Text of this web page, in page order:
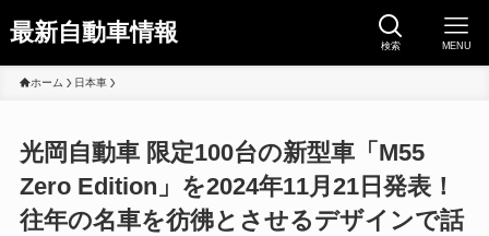
最新自動車情報 検索 MENU
ホーム 日本車
光岡自動車 限定100台の新型車「M55
Zero Edition」を2024年11月21日発表！
往年の名車を彷彿とさせるデザインで話